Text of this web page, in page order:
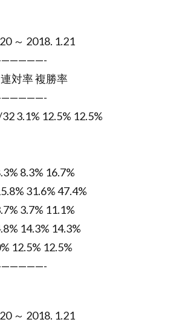
～ 2018. 1.21
対率 複勝率
3.1% 12.5% 12.5%
8.3% 16.7%
31.6% 47.4%
3.7% 11.1%
14.3% 14.3%
12.5% 12.5%
～ 2018. 1.21